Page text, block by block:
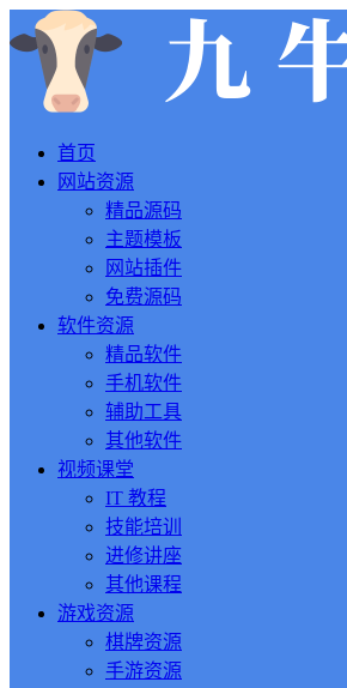
首页
网站资源
精品源码
主题模板
网站插件
免费源码
软件资源
精品软件
手机软件
辅助工具
其他软件
视频课堂
IT 教程
技能培训
进修讲座
其他课程
游戏资源
棋牌资源
手游资源